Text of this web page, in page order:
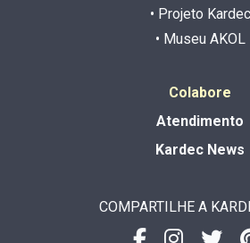
• Projeto Kardec
• Museu AKOL
Colabore
Atendimento
Kardec News
COMPARTILHE A